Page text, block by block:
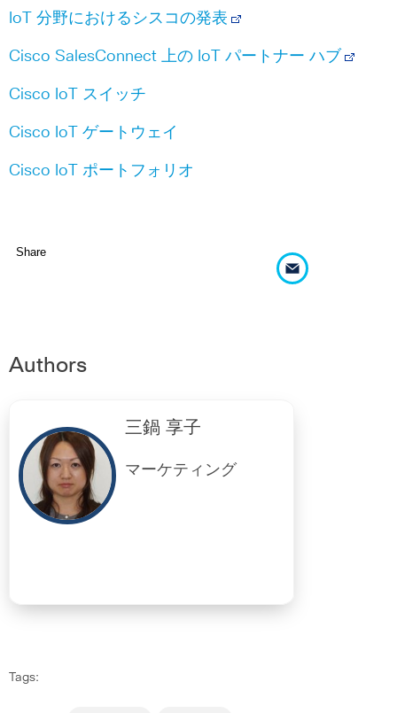
IoT 分野におけるシスコの発表
Cisco SalesConnect 上の IoT パートナー ハブ
Cisco IoT スイッチ
Cisco IoT ゲートウェイ
Cisco IoT ポートフォリオ
Share
Authors
三鍋 享子
マーケティング
Tags: